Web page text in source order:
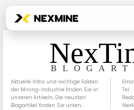
Aktuelle Infos und wichtige Fakten
der Mining-Industrie finden Sie in
unseren Artikeln. Die neusten
Blogartikel finden Sie unten.
Tel.: